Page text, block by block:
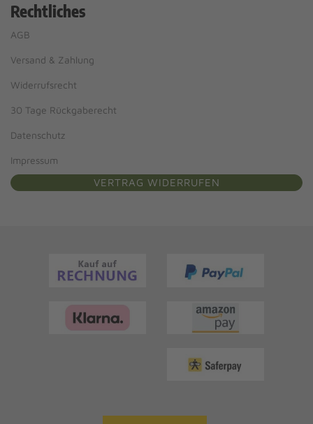
Rechtliches
AGB
Versand & Zahlung
Widerrufsrecht
30 Tage Rückgaberecht
Datenschutz
Impressum
VERTRAG WIDERRUFEN